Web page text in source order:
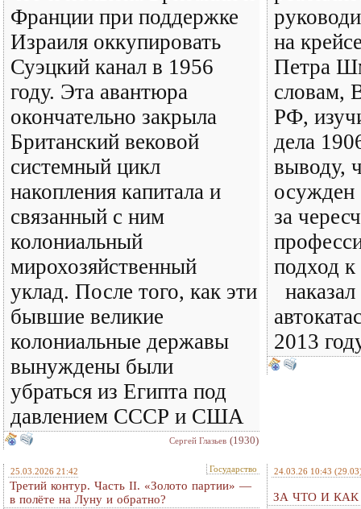
Франции при поддержке
Израиля оккупировать
Суэцкий канал в 1956
году. Эта авантюра
окончательно закрыла
Британский вековой
системный цикл
накопления капитала и
связанный с ним
колониальный
мирохозяйственный
уклад. После того, как эти
бывшие великие
колониальные державы
вынуждены были
убраться из Египта под
давлением СССР и США
Сергей Глазьев (1930)
на
Петра
словам,
РФ,
дела
выводу,
осужден
за
подход к
2013
25.03.2026 21:42 Государство
Третий контур. Часть II. «Золото партии» —
в полёте на Луну и обратно?
24.03.26 10:43
ЗА ЧТО И